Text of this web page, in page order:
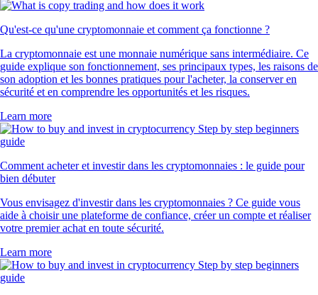
Qu'est-ce qu'une cryptomonnaie et comment ça fonctionne ?
La cryptomonnaie est une monnaie numérique sans intermédiaire. Ce
guide explique son fonctionnement, ses principaux types, les raisons de
son adoption et les bonnes pratiques pour l'acheter, la conserver en
sécurité et en comprendre les opportunités et les risques.
Learn more
Comment acheter et investir dans les cryptomonnaies : le guide pour
bien débuter
Vous envisagez d'investir dans les cryptomonnaies ? Ce guide vous
aide à choisir une plateforme de confiance, créer un compte et réaliser
votre premier achat en toute sécurité.
Learn more